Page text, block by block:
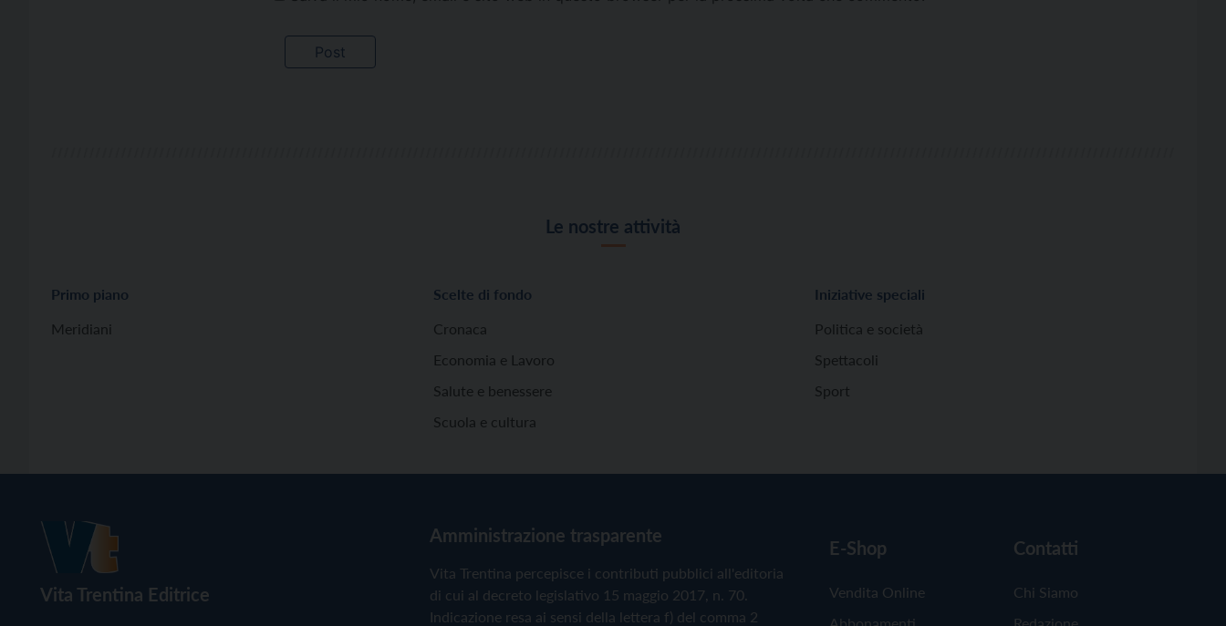
Le nostre attività
Primo piano
Meridiani
Scelte di fondo
Cronaca
Economia e Lavoro
Salute e benessere
Scuola e cultura
Iniziative speciali
Politica e società
Spettacoli
Sport
Vita Trentina Editrice
Amministrazione trasparente
Vita Trentina percepisce i contributi pubblici all'editoria
di cui al decreto legislativo 15 maggio 2017, n. 70.
Indicazione resa ai sensi della lettera f) del comma 2
E-Shop
Vendita Online
Contatti
Chi Siamo